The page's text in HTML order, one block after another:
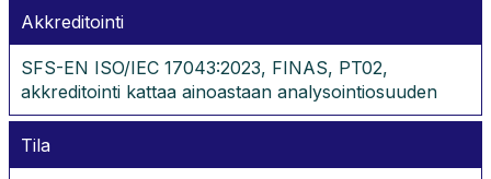
Akkreditointi
SFS-EN ISO/IEC 17043:2023, FINAS, PT02,
akkreditointi kattaa ainoastaan analysointiosuuden
Tila